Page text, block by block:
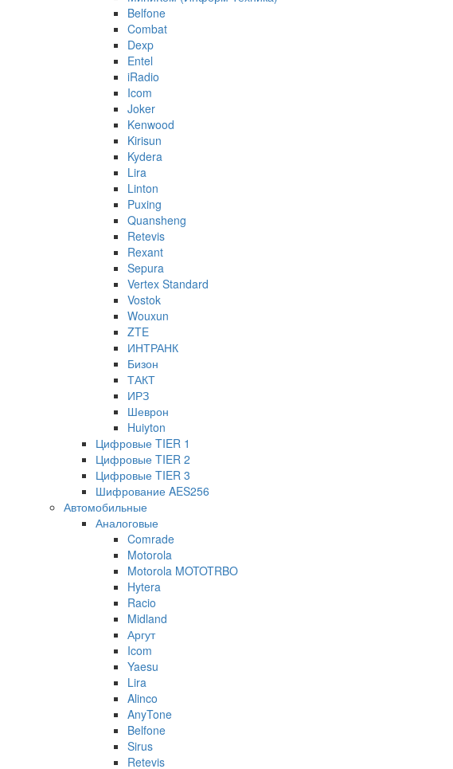
Belfone
Combat
Dexp
Entel
iRadio
Icom
Joker
Kenwood
Kirisun
Kydera
Lira
Linton
Puxing
Quansheng
Retevis
Rexant
Sepura
Vertex Standard
Vostok
Wouxun
ZTE
ИНТРАНК
Бизон
ТАКТ
ИРЗ
Шеврон
Huiyton
Цифровые TIER 1
Цифровые TIER 2
Цифровые TIER 3
Шифрование AES256
Автомобильные
Аналоговые
Comrade
Motorola
Motorola MOTOTRBO
Hytera
Racio
Midland
Аргут
Icom
Yaesu
Lira
Alinco
AnyTone
Belfone
Sirus
Retevis